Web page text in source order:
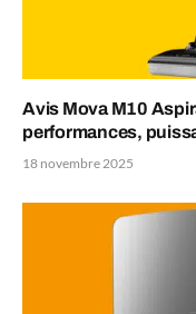
Avis Mova M10
performances,
18 novembre 2025